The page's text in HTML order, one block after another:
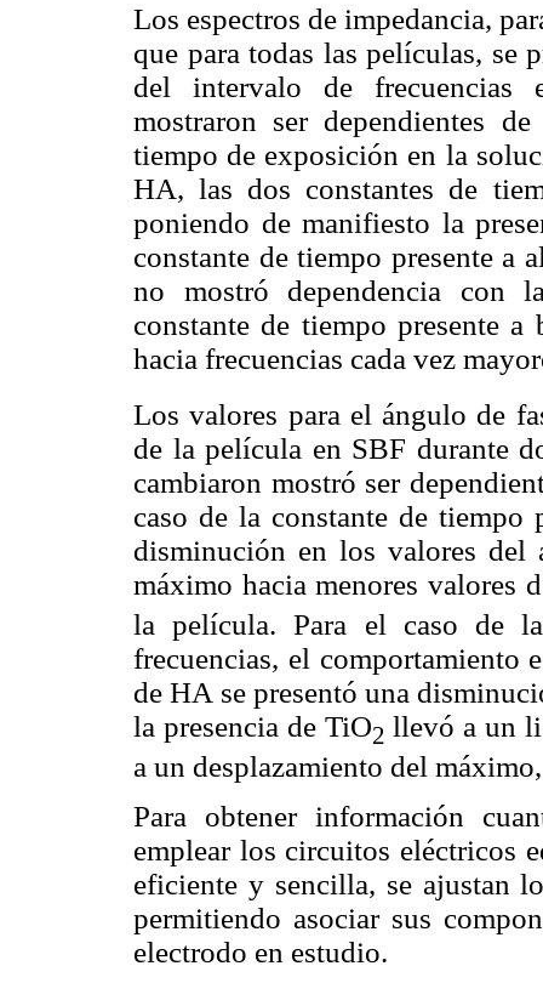
Los espectros de impedancia,
que para todas las películas, se
del intervalo de frecuencias
mostraron ser dependientes
tiempo de exposición en la
HA, las dos constantes de
poniendo de manifiesto la
constante de tiempo presente a
no mostró dependencia con
constante de tiempo presente a
hacia frecuencias cada vez
Los valores para el ángulo de
de la película en SBF durante
cambiaron mostró ser
caso de la constante de tiempo
disminución en los valores del
máximo hacia menores valores
la película. Para el caso de
frecuencias, el comportamiento
de HA se presentó una
la presencia de TiO2 llevó a un
a un desplazamiento del
Para obtener información
emplear los circuitos eléctricos
eficiente y sencilla, se ajustan
permitiendo asociar sus
electrodo en estudio.